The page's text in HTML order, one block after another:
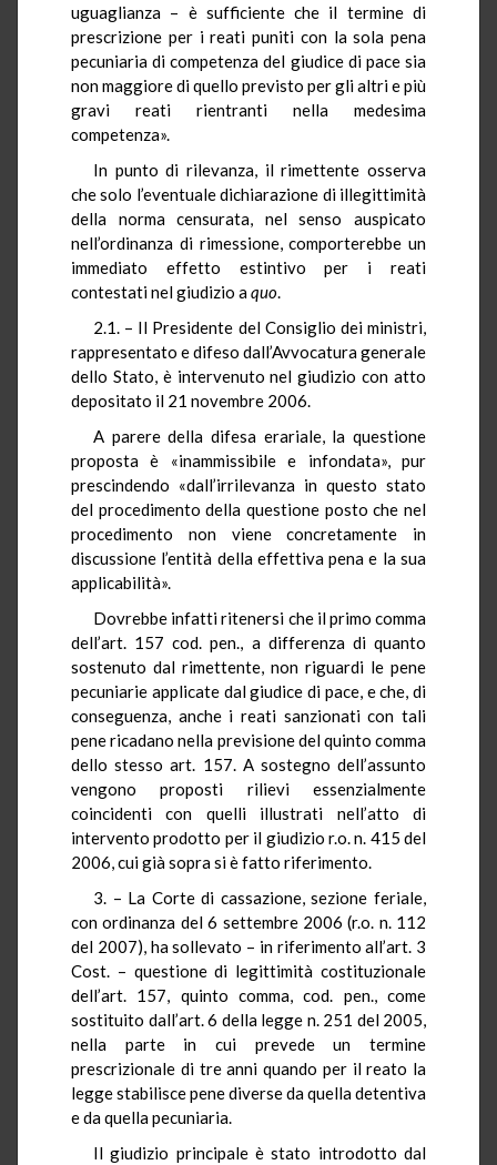
uguaglianza – è sufficiente che il termine di
prescrizione per i reati puniti con la sola pena
pecuniaria di competenza del giudice di pace sia
non maggiore di quello previsto per gli altri e più
gravi reati rientranti nella medesima
competenza».
In punto di rilevanza, il rimettente osserva
che solo l’eventuale dichiarazione di illegittimità
della norma censurata, nel senso auspicato
nell’ordinanza di rimessione, comporterebbe un
immediato effetto estintivo per i reati
contestati nel giudizio aquo.
2.1. – Il Presidente del Consiglio dei ministri,
rappresentato e difeso dall’Avvocatura generale
dello Stato, è intervenuto nel giudizio con atto
depositato il 21 novembre 2006.
A parere della difesa erariale, la questione
proposta è «inammissibile e infondata», pur
prescindendo «dall’irrilevanza in questo stato
del procedimento della questione posto che nel
procedimento non viene concretamente in
discussione l’entità della effettiva pena e la sua
applicabilità».
Dovrebbe infatti ritenersi che il primo comma
dell’art. 157 cod. pen., a differenza di quanto
sostenuto dal rimettente, non riguardi le pene
pecuniarie applicate dal giudice di pace, e che, di
conseguenza, anche i reati sanzionati con tali
pene ricadano nella previsione del quinto comma
dello stesso art. 157. A sostegno dell’assunto
vengono proposti rilievi essenzialmente
coincidenti con quelli illustrati nell’atto di
intervento prodotto per il giudizio r.o. n. 415 del
2006, cui già sopra si è fatto riferimento.
3. – La Corte di cassazione, sezione feriale,
con ordinanza del 6 settembre 2006 (r.o. n. 112
del 2007), ha sollevato – in riferimento all’art. 3
Cost. – questione di legittimità costituzionale
dell’art. 157, quinto comma, cod. pen., come
sostituito dall’art. 6 della legge n. 251 del 2005,
nella parte in cui prevede un termine
prescrizionale di tre anni quando per il reato la
legge stabilisce pene diverse da quella detentiva
e da quella pecuniaria.
Il giudizio principale è stato introdotto dal